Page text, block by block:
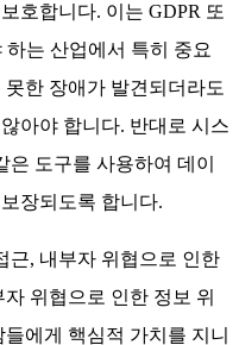
호합니다. 이는 GDPR 또
는 산업에서 특히 중요
한 장애가 발견되더라도
아야 합니다. 반대로 시스
도구를 사용하여 데이
장되도록 합니다.
근, 내부자 위협으로 인한
위협으로 인한 정보 위
에게 핵심적 가치를 지니